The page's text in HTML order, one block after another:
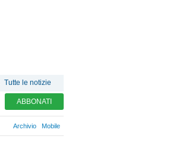
Tutte le notizie
ABBONATI
Archivio Mobile